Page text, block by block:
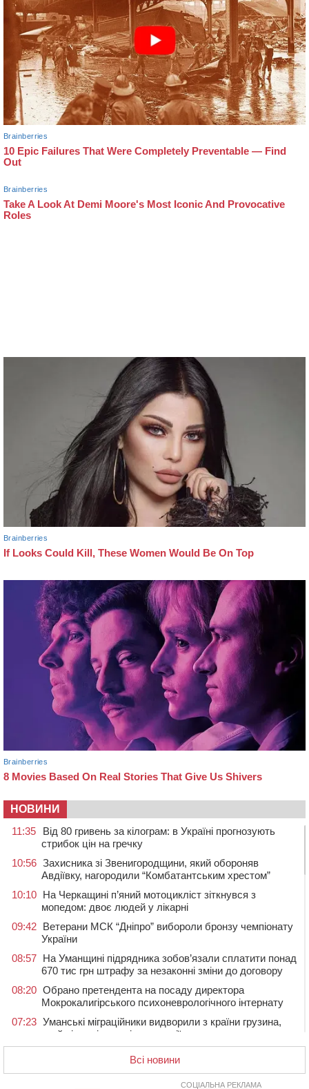
НОВИНИ
11:35
Від 80 гривень за кілограм: в Україні прогнозують
стрибок цін на гречку
10:56 Захисника зі Звенигородщини, який обороняв
Авдіївку, нагородили “Комбатантським хрестом”
10:10 На Черкащині п’яний мотоцикліст зіткнувся з
мопедом: двоє людей у лікарні
09:42 Ветерани МСК “Дніпро” вибороли бронзу чемпіонату
України
08:57 На Уманщині підрядника зобов’язали сплатити понад
670 тис грн штрафу за незаконні зміни до договору
08:20 Обрано претендента на посаду директора
Мокрокалигірського психоневрологічного інтернату
07:23 Уманські міграційники видворили з країни грузина,
який відсидів термін у колонії
05 СЕРПНЯ 2026, СЕРЕДА
20:28 Наступні два дні на Черкащині прогнозують пік
Всі новини
СОЦІАЛЬНА РЕКЛАМА